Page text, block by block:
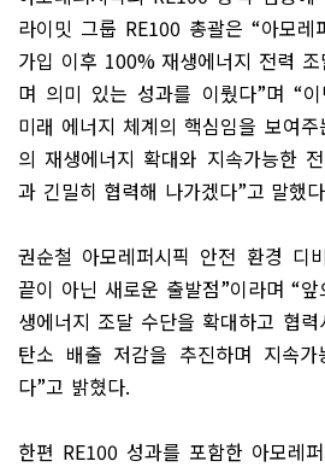
라이밋 그룹 RE100 총괄은 “아모레
가입 이후 100%재생에너지 전력
며 의미 있는 성과를 이뤘다”며 “
미래 에너지 체계의 핵심임을 보여
의 재생에너지 확대와 지속가능한
과 긴밀히 협력해 나가겠다”고 말했다
권순철 아모레퍼시픽 안전 환경 디
끝이 아닌 새로운 출발점”이라며 “
생에너지 조달 수단을 확대하고 협
탄소 배출 저감을 추진하며 지속가
다”고 밝혔다.
한편 RE100 성과를 포함한 아모레